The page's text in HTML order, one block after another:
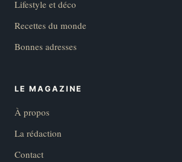
Lifestyle et déco
Recettes du monde
Bonnes adresses
LE MAGAZINE
À propos
La rédaction
Contact